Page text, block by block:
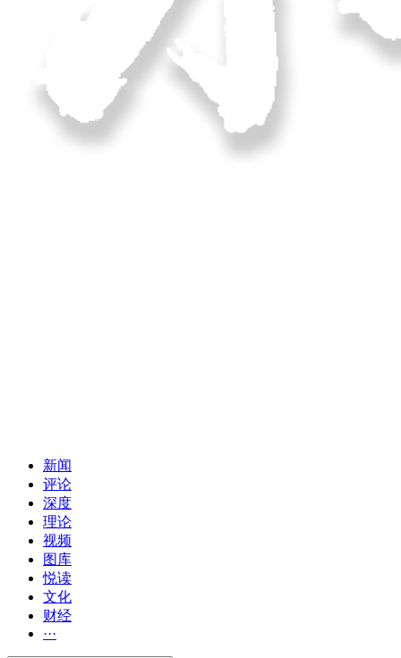
新闻
评论
深度
理论
视频
图库
悦读
文化
财经
···